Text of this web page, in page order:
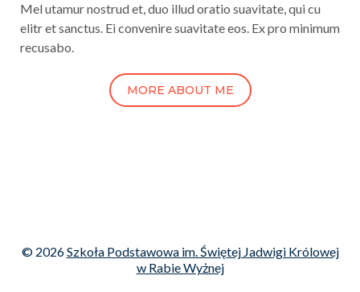
Mel utamur nostrud et, duo illud oratio suavitate, qui cu
elitr et sanctus. Ei convenire suavitate eos. Ex pro minimum
recusabo.
MORE ABOUT ME
© 2026Szkoła Podstawowa im. Świętej Jadwigi Królowej
w Rabie Wyżnej